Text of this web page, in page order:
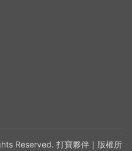
Reserved. 打寶夥伴｜版權所